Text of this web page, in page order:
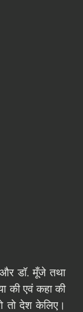
ने अपने रामदंडी काल के कुछ महत्वपूर्ण घटनाओं का स्मरण किया और डॉ. मूँजे तथा
की एवं कहा की